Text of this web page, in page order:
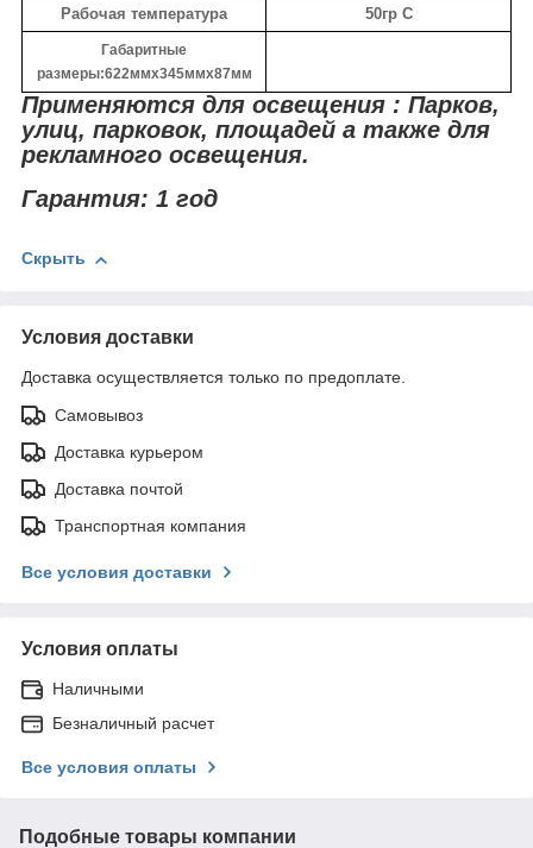
Рабочая температура
50гр С
Габаритные
размеры:622ммх345ммх87мм
Применяются для освещения : Парков,
улиц, парковок, площадей а также для
рекламного освещения.
Гарантия: 1 год
Скрыть
Условия доставки
Доставка осуществляется только по предоплате.
Самовывоз
Доставка курьером
Доставка почтой
Транспортная компания
Все условия доставки
Условия оплаты
Наличными
Безналичный расчет
Все условия оплаты
Подобные товары компании